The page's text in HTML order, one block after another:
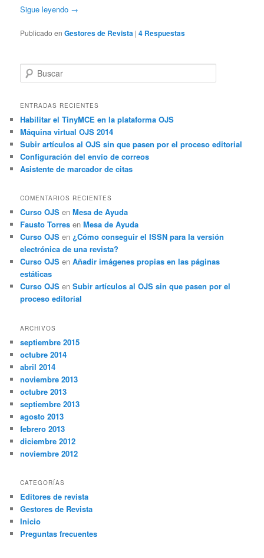
Sigue leyendo →
Publicado en Gestores de Revista |4 Respuestas
u
c
r
ENTRADAS RECIENTES
Habilitar el TinyMCE en la plataforma OJS
Máquina virtual OJS 2014
Subir artículos al OJS sin que pasen por el proceso editorial
Configuración del envío de correos
Asistente de marcador de citas
COMENTARIOS RECIENTES
Curso OJS enMesa de Ayuda
Fausto Torres enMesa de Ayuda
Curso OJS en¿Cómo conseguir el ISSN para la versión
electrónica de una revista?
Curso OJS enAñadir imágenes propias en las páginas
estáticas
Curso OJS enSubir artículos al OJS sin que pasen por el
proceso editorial
ARCHIVOS
septiembre 2015
octubre 2014
abril 2014
noviembre 2013
octubre 2013
septiembre 2013
agosto 2013
febrero 2013
diciembre 2012
noviembre 2012
CATEGORÍAS
Editores de revista
Gestores de Revista
Inicio
Preguntas frecuentes